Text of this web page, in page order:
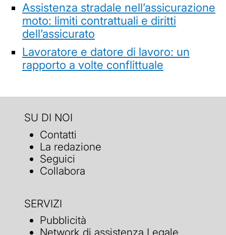
Assistenza stradale nell’assicurazione
moto: limiti contrattuali e diritti
dell’assicurato
Lavoratore e datore di lavoro: un
rapporto a volte conflittuale
SU DI NOI
Contatti
La redazione
Seguici
Collabora
SERVIZI
Pubblicità
Network di assistenza Legale